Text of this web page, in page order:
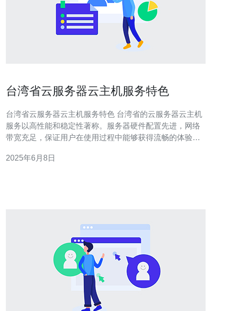
台湾省云服务器云主机服务特色
台湾省云服务器云主机服务特色 台湾省的云服务器云主机
服务以高性能和稳定性著称。服务器硬件配置先进，网络
带宽充足，保证用户在使用过程中能够获得流畅的体验。
在任何情况下都能够保持稳定运行。 台湾省的云服务器云
2025年6月8日